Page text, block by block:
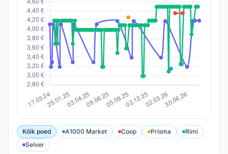
Kõik poed A1000 Market Coop Prisma
Rimi
Selver